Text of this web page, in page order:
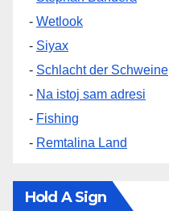
- Wetlook
- Siyax
- Schlacht der Schweine
- Na istoj sam adresi
- Fishing
- Remtalina Land
Hold A Sign